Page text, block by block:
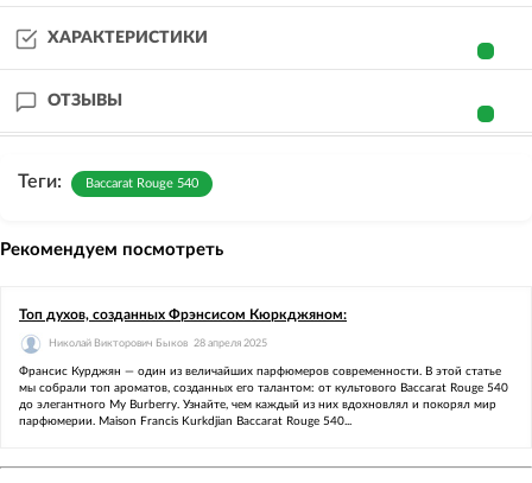
ХАРАКТЕРИСТИКИ
ОТЗЫВЫ
Теги: Baccarat Rouge 540
Рекомендуем посмотреть
Топ духов, созданных Фрэнсисом Кюркджяном:
Николай Викторович Быков 28 апреля 2025
Франсис Курджян — один из величайших парфюмеров современности. В этой статье
мы собрали топ ароматов, созданных его талантом: от культового Baccarat Rouge 540
до элегантного My Burberry. Узнайте, чем каждый из них вдохновлял и покорял мир
парфюмерии. Maison Francis Kurkdjian Baccarat Rouge 540...